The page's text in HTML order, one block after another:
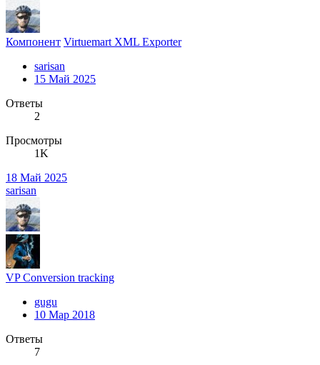
Компонент Virtuemart XML Exporter
sarisan
15 Май 2025
Ответы
2
Просмотры
1K
18 Май 2025
sarisan
VP Conversion tracking
gugu
10 Мар 2018
Ответы
7